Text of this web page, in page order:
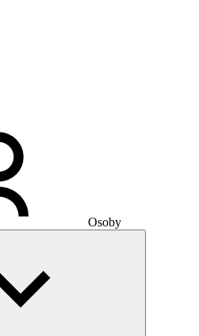
Osoby